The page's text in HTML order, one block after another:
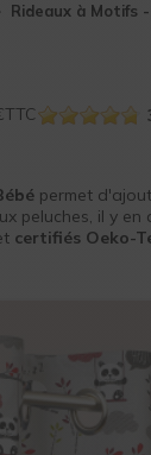
Rideaux à Motifs -
TTC
permet
peluches, il y
certifiés Oeko-